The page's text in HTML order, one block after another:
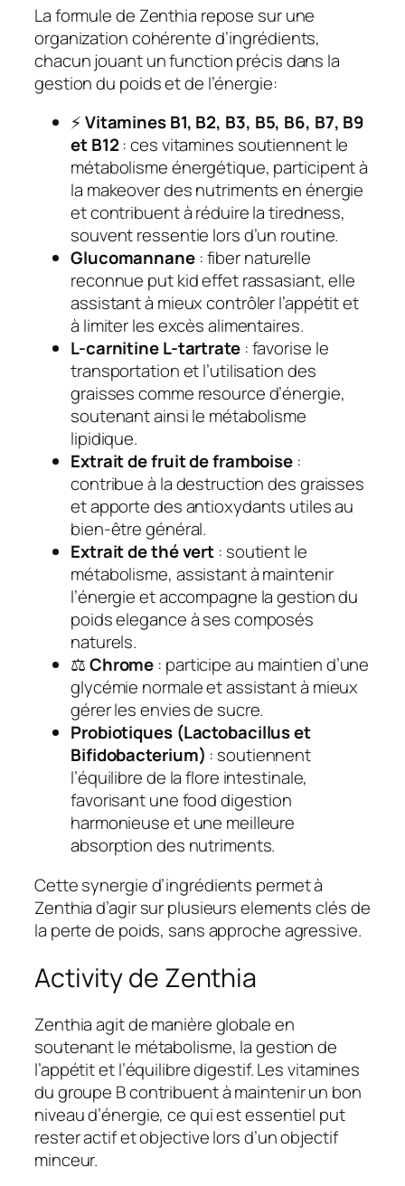
La formule de Zenthia repose sur une
organization cohérente d’ingrédients,
chacun jouant un function précis dans la
gestion du poids et de l’énergie:
⚡Vitamines B1, B2, B3, B5, B6, B7, B9
et B12 : ces vitamines soutiennent le
métabolisme énergétique, participent à
la makeover des nutriments en énergie
et contribuent à réduire la tiredness,
souvent ressentie lors d’un routine.
Glucomannane : fiber naturelle
reconnue put kid effet rassasiant, elle
assistant à mieux contrôler l’appétit et
à limiter les excès alimentaires.
L-carnitine L-tartrate : favorise le
transportation et l’utilisation des
graisses comme resource d’énergie,
soutenant ainsi le métabolisme
lipidique.
Extrait de fruit de framboise :
contribue à la destruction des graisses
et apporte des antioxydants utiles au
bien-être général.
Extrait de thé vert : soutient le
métabolisme, assistant à maintenir
l’énergie et accompagne la gestion du
poids elegance à ses composés
naturels.
⚖Chrome : participe au maintien d’une
glycémie normale et assistant à mieux
gérer les envies de sucre.
Probiotiques (Lactobacillus et
Bifidobacterium) : soutiennent
l’équilibre de la flore intestinale,
favorisant une food digestion
harmonieuse et une meilleure
absorption des nutriments.
Cette synergie d’ingrédients permet à
Zenthia d’agir sur plusieurs elements clés de
la perte de poids, sans approche agressive.
Activity de Zenthia
Zenthia agit de manière globale en
soutenant le métabolisme, la gestion de
l’appétit et l’équilibre digestif. Les vitamines
du groupe B contribuent à maintenir un bon
niveau d’énergie, ce qui est essentiel put
rester actif et objective lors d’un objectif
minceur.